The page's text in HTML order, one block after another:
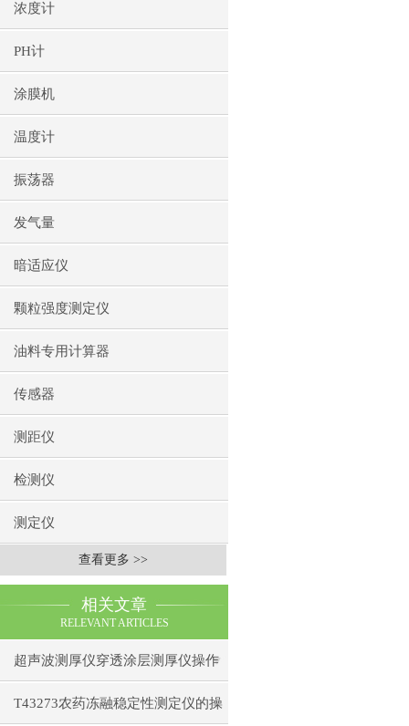
浓度计
PH计
涂膜机
温度计
振荡器
发气量
暗适应仪
颗粒强度测定仪
油料专用计算器
传感器
测距仪
检测仪
测定仪
查看更多 >>
相关文章
RELEVANT ARTICLES
超声波测厚仪穿透涂层测厚仪操作
前准备操作步骤
T43273农药冻融稳定性测定仪的操